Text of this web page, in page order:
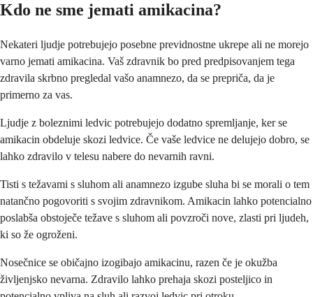
Kdo ne sme jemati amikacina?
Nekateri ljudje potrebujejo posebne previdnostne ukrepe ali ne morejo
varno jemati amikacina. Vaš zdravnik bo pred predpisovanjem tega
zdravila skrbno pregledal vašo anamnezo, da se prepriča, da je
primerno za vas.
Ljudje z boleznimi ledvic potrebujejo dodatno spremljanje, ker se
amikacin obdeluje skozi ledvice. Če vaše ledvice ne delujejo dobro, se
lahko zdravilo v telesu nabere do nevarnih ravni.
Tisti s težavami s sluhom ali anamnezo izgube sluha bi se morali o tem
natančno pogovoriti s svojim zdravnikom. Amikacin lahko potencialno
poslabša obstoječe težave s sluhom ali povzroči nove, zlasti pri ljudeh,
ki so že ogroženi.
Nosečnice se običajno izogibajo amikacinu, razen če je okužba
življenjsko nevarna. Zdravilo lahko prehaja skozi posteljico in